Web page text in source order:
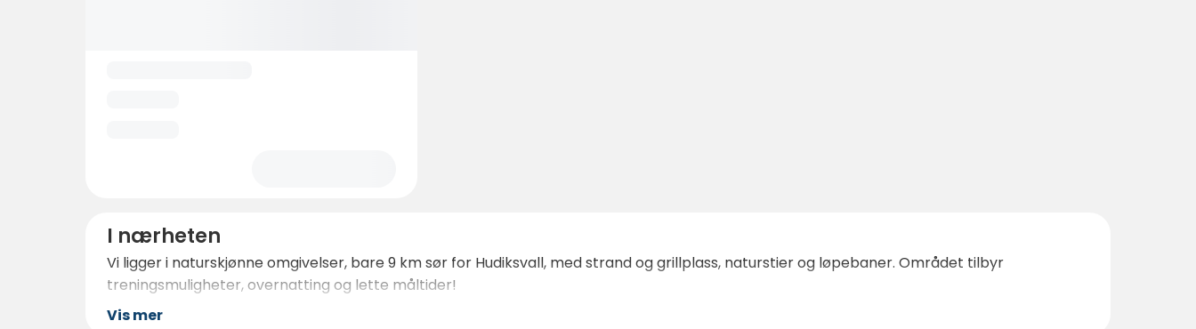
I nærheten
Vi ligger i naturskjønne omgivelser, bare 9 km sør for Hudiksvall, med strand og grillplass, naturstier og løpebaner. Området tilbyr
treningsmuligheter, overnatting og lette måltider!
Vis mer